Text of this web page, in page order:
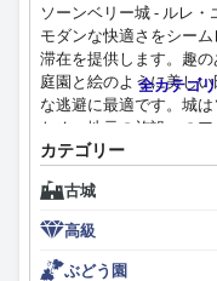
ソーンベリー城 - ルレ
モダンな快適さをシー
滞在を提供します。趣
庭園と絵のように美し
な逃避に最適です。城
ため、地元の施設へのア
全体的な食事体験は高
質とプレゼンテーション
作りたての料理と、風
とで称賛されています
あれば、さらに良くな
全カテゴ
カテゴリー
古城
高級
ぶどう園